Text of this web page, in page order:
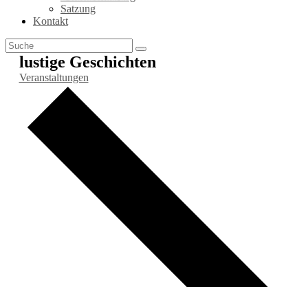
Satzung
Kontakt
lustige Geschichten
Veranstaltungen